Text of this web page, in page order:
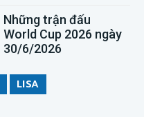
Những trận đấu
World Cup 2026 ngày
30/6/2026
LISA